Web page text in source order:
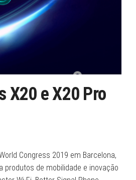
X20 e X20 Pro
Congress 2019 em Barcelona,
produtos de mobilidade e inovação